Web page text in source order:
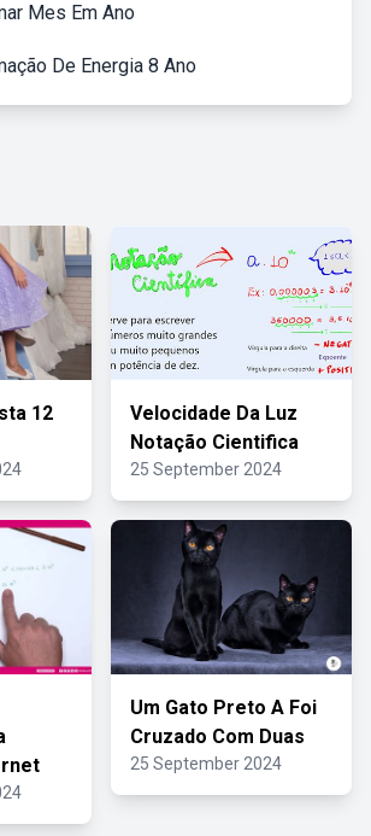
Mes Em Ano
De Energia 8 Ano
12
Velocidade Da Luz
Notação Cientifica
25 September 2024
Um Gato Preto A Foi
Cruzado Com Duas
25 September 2024